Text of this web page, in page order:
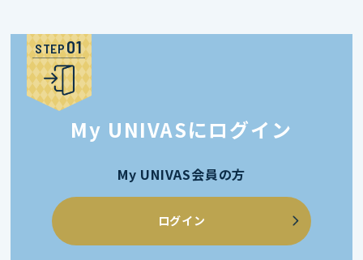
STEP
My UNIVASにログイン
My UNIVAS会員の方
ログイン